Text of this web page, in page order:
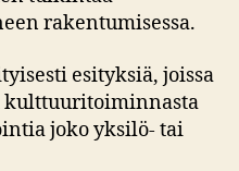
rakentumisessa.
esityksiä, joissa
kulttuuritoiminnasta
joko yksilö- tai